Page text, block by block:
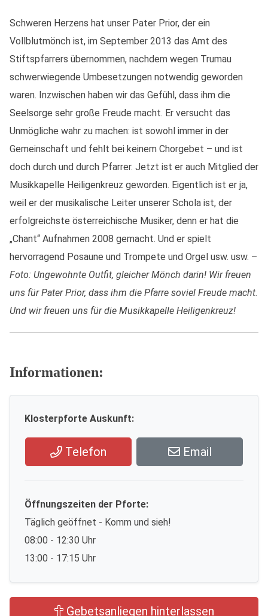
Schweren Herzens hat unser Pater Prior, der ein
Vollblutmönch ist, im September 2013 das Amt des
Stiftspfarrers übernommen, nachdem wegen Trumau
schwerwiegende Umbesetzungen notwendig geworden
waren. Inzwischen haben wir das Gefühl, dass ihm die
Seelsorge sehr große Freude macht. Er versucht das
Unmögliche wahr zu machen: ist sowohl immer in der
Gemeinschaft und fehlt bei keinem Chorgebet – und ist
doch durch und durch Pfarrer. Jetzt ist er auch Mitglied der
Musikkapelle Heiligenkreuz geworden. Eigentlich ist er ja,
weil er der musikalische Leiter unserer Schola ist, der
erfolgreichste österreichische Musiker, denn er hat die
„Chant“ Aufnahmen 2008 gemacht. Und er spielt
hervorragend Posaune und Trompete und Orgel usw. usw. –
Foto: Ungewohnte Outfit, gleicher Mönch darin! Wir freuen
uns für Pater Prior, dass ihm die Pfarre soviel Freude macht.
Und wir freuen uns für die Musikkapelle Heiligenkreuz!
Informationen:
Klosterpforte Auskunft:
Telefon Email
Öffnungszeiten der Pforte:
Täglich geöffnet - Komm und sieh!
08:00 - 12:30 Uhr
13:00 - 17:15 Uhr
Gebetsanliegen hinterlassen